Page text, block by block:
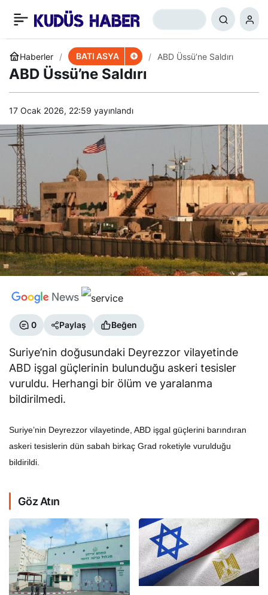
Haberler BATI ASYA ABD Üssü’ne Saldırı
ABD Üssü’ne Saldırı
17 Ocak 2026, 22:59 yayınlandı
0 Paylaş Beğen
Suriye’nin doğusundaki Deyrezzor vilayetinde
ABD işgal güçlerinin bulunduğu askeri tesisler
vuruldu. Herhangi bir ölüm ve yaralanma
bildirilmedi.
Suriye’nin Deyrezzor vilayetinde, ABD işgal güçlerini barındıran
askeri tesislerin dün sabah birkaç Grad roketiyle vurulduğu
bildirildi.
Göz Atın
BAE ve İsrail’den Yemen’e
Silah Sevkiyatı
+ 0 Paylaş